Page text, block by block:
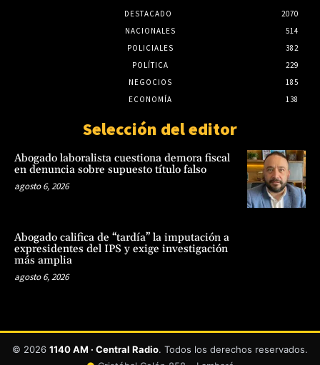
DESTACADO
2070
NACIONALES
514
POLICIALES
382
POLÍTICA
229
NEGOCIOS
185
ECONOMÍA
138
Selección del editor
Abogado laboralista cuestiona demora fiscal
en denuncia sobre supuesto título falso
agosto 6, 2026
Abogado califica de “tardía” la imputación a
expresidentes del IPS y exige investigación
más amplia
agosto 6, 2026
© 2026 1140 AM · Central Radio. Todos los derechos reservados.